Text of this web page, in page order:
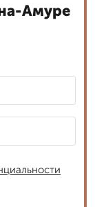
Амуре